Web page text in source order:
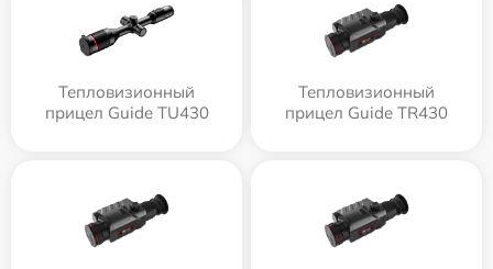
Тепловизионный
прицел Guide TU430
Тепловизионный
прицел Guide TR430